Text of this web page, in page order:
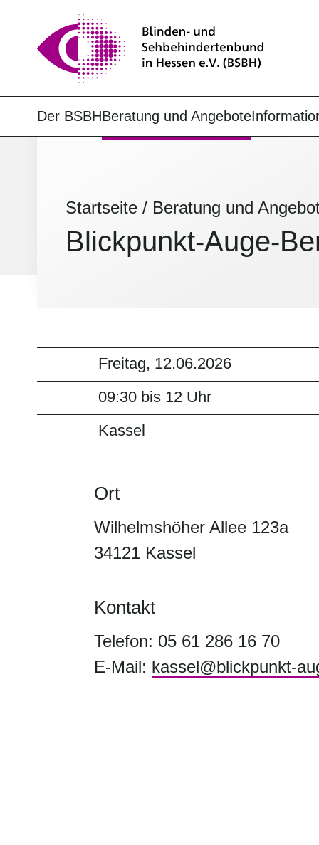
Der BSBHBeratung und Angebote
Startseite / Beratung und
Blickpunkt-Auge-
Freitag, 12.06.2026
09:30 bis 12 Uhr
Kassel
Ort
Wilhelmshöher Allee 123a
34121 Kassel
Kontakt
Telefon: 05 61 286 16 70
E-Mail: kassel@blickpunkt-